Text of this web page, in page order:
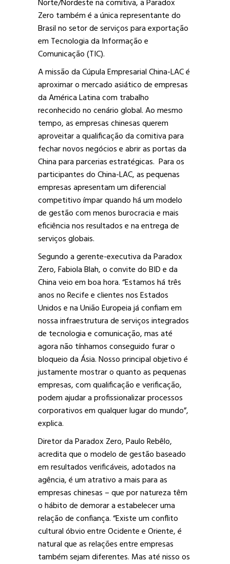
Norte/Nordeste na comitiva, a Paradox
Zero também é a única representante do
Brasil no setor de serviços para exportação
em Tecnologia da Informação e
Comunicação (TIC).
A missão da Cúpula Empresarial China-LAC é
aproximar o mercado asiático de empresas
da América Latina com trabalho
reconhecido no cenário global. Ao mesmo
tempo, as empresas chinesas querem
aproveitar a qualificação da comitiva para
fechar novos negócios e abrir as portas da
China para parcerias estratégicas. Para os
participantes do China-LAC, as pequenas
empresas apresentam um diferencial
competitivo ímpar quando há um modelo
de gestão com menos burocracia e mais
eficiência nos resultados e na entrega de
serviços globais.
Segundo a gerente-executiva da Paradox
Zero, Fabiola Blah, o convite do BID e da
China veio em boa hora. “Estamos há três
anos no Recife e clientes nos Estados
Unidos e na União Europeia já confiam em
nossa infraestrutura de serviços integrados
de tecnologia e comunicação, mas até
agora não tínhamos conseguido furar o
bloqueio da Ásia. Nosso principal objetivo é
justamente mostrar o quanto as pequenas
empresas, com qualificação e verificação,
podem ajudar a profissionalizar processos
corporativos em qualquer lugar do mundo”,
explica.
Diretor da Paradox Zero, Paulo Rebêlo,
acredita que o modelo de gestão baseado
em resultados verificáveis, adotados na
agência, é um atrativo a mais para as
empresas chinesas – que por natureza têm
o hábito de demorar a estabelecer uma
relação de confiança. “Existe um conflito
cultural óbvio entre Ocidente e Oriente, é
natural que as relações entre empresas
também sejam diferentes. Mas até nisso os